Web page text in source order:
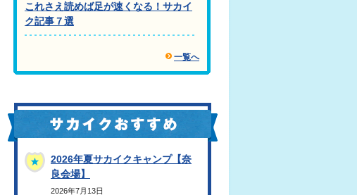
これさえ読めば足が速くなる！サカイ
ク記事７選
一覧へ
2026年夏サカイクキャンプ【奈
良会場】
2026年7月13日